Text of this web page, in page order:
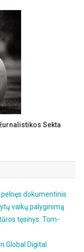
Sekta
dokumentinis
vaikų palyginimą
tęsinys. Tom-
Global Digital